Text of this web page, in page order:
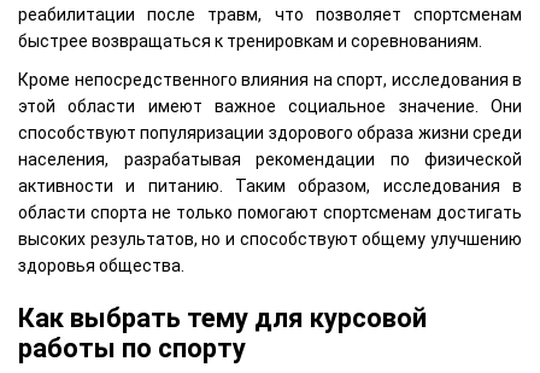
реабилитации после травм, что позволяет спортсменам
быстрее возвращаться к тренировкам и соревнованиям.
Кроме непосредственного влияния на спорт, исследования в
этой области имеют важное социальное значение. Они
способствуют популяризации здорового образа жизни среди
населения, разрабатывая рекомендации по физической
активности и питанию. Таким образом, исследования в
области спорта не только помогают спортсменам достигать
высоких результатов, но и способствуют общему улучшению
здоровья общества.
Как выбрать тему для курсовой
работы по спорту